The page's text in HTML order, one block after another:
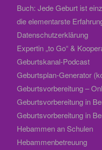
Buch: Jede Geburt ist
die elementarste
Datenschutzerklärung
Expertin „to Go“ &
Geburtskanal-Podcast
Geburtsplan-Generator
Geburtsvorbereitung –
Geburtsvorbereitung in
Geburtsvorbereitung in
Hebammen an Schulen
Hebammenbetreuung